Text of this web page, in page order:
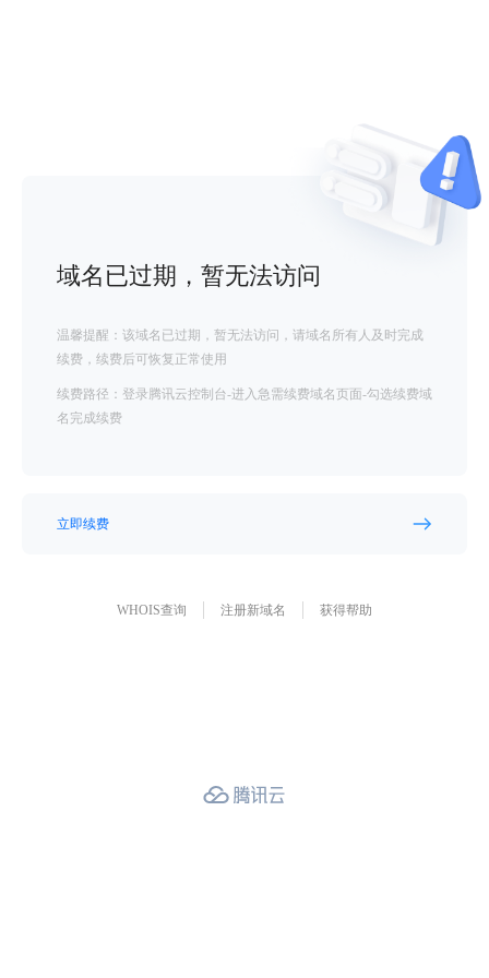
域名已过期，暂无法访问
温馨提醒：该域名已过期，暂无法访问，请域名所有人及时完成
续费，续费后可恢复正常使用
续费路径：登录腾讯云控制台-进入急需续费域名页面-勾选续费域
名完成续费
立即续费
WHOIS查询 注册新域名 获得帮助